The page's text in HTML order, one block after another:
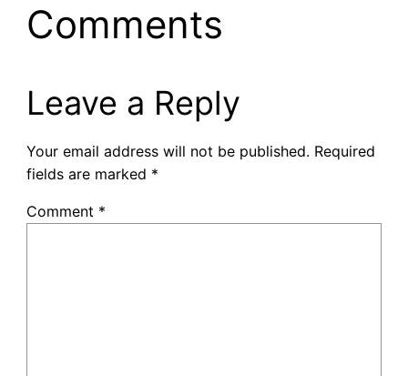
Comments
Leave a Reply
Your email address will not be published. Required
fields are marked *
Comment *